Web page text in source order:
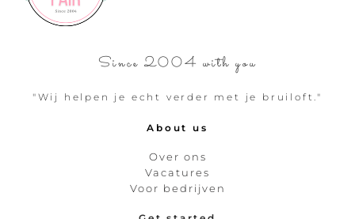
Since 2004 with you
"Wij helpen je echt verder met je bruiloft."
About us
Over ons
Vacatures
Voor bedrijven